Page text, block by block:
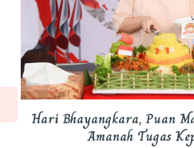
Hari Bhayangkara, Puan
Amanah Tugas